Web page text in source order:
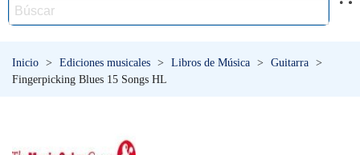
Inicio > Ediciones musicales > Libros de Música > Guitarra >
Fingerpicking Blues 15 Songs HL